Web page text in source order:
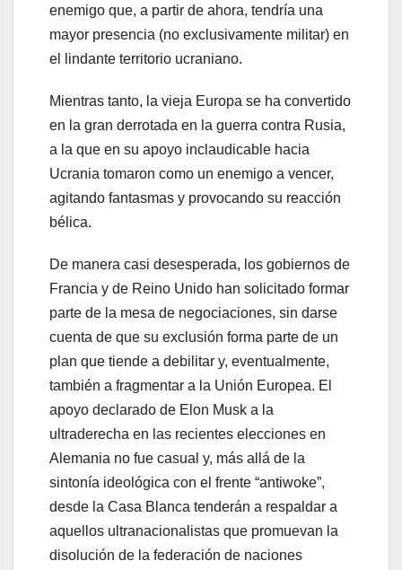
enemigo que, a partir de ahora, tendría una
mayor presencia (no exclusivamente militar) en
el lindante territorio ucraniano.
Mientras tanto, la vieja Europa se ha convertido
en la gran derrotada en la guerra contra Rusia,
a la que en su apoyo inclaudicable hacia
Ucrania tomaron como un enemigo a vencer,
agitando fantasmas y provocando su reacción
bélica.
De manera casi desesperada, los gobiernos de
Francia y de Reino Unido han solicitado formar
parte de la mesa de negociaciones, sin darse
cuenta de que su exclusión forma parte de un
plan que tiende a debilitar y, eventualmente,
también a fragmentar a la Unión Europea. El
apoyo declarado de Elon Musk a la
ultraderecha en las recientes elecciones en
Alemania no fue casual y, más allá de la
sintonía ideológica con el frente “antiwoke”,
desde la Casa Blanca tenderán a respaldar a
aquellos ultranacionalistas que promuevan la
disolución de la federación de naciones